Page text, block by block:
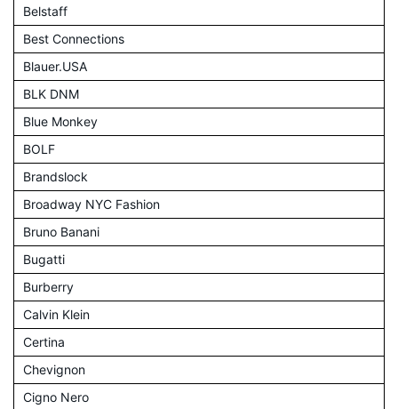
Belstaff
Best Connections
Blauer.USA
BLK DNM
Blue Monkey
BOLF
Brandslock
Broadway NYC Fashion
Bruno Banani
Bugatti
Burberry
Calvin Klein
Certina
Chevignon
Cigno Nero